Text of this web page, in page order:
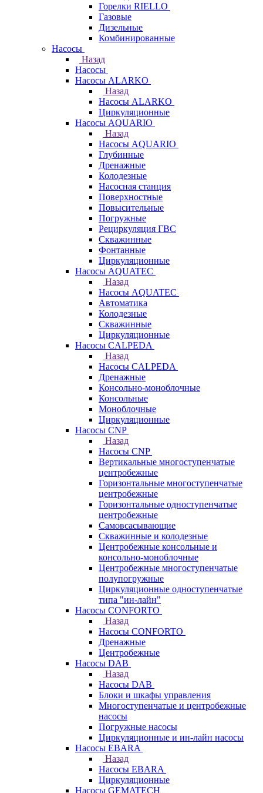
Горелки RIELLO
Газовые
Дизельные
Комбинированные
Насосы
Назад
Насосы
Насосы ALARKO
Назад
Насосы ALARKO
Циркуляционные
Насосы AQUARIO
Назад
Насосы AQUARIO
Глубинные
Дренажные
Колодезные
Насосная станция
Поверхностные
Повысительные
Погружные
Рециркуляция ГВС
Скважинные
Фонтанные
Циркуляционные
Насосы AQUATEC
Назад
Насосы AQUATEC
Автоматика
Колодезные
Скважинные
Циркуляционные
Насосы CALPEDA
Назад
Насосы CALPEDA
Дренажные
Консольно-моноблочные
Консольные
Моноблочные
Циркуляционные
Насосы CNP
Назад
Насосы CNP
Вертикальные многоступенчатые
центробежные
Горизонтальные многоступенчатые
центробежные
Горизонтальные одноступенчатые
центробежные
Самовсасывающие
Скважинные и колодезные
Центробежные консольные и
консольно-моноблочные
Центробежные многоступенчатые
полупогружные
Циркуляционные одноступенчатые
типа "ин-лайн"
Насосы CONFORTO
Назад
Насосы CONFORTO
Дренажные
Центробежные
Насосы DAB
Назад
Насосы DAB
Блоки и шкафы управления
Многоступенчатые и центробежные
насосы
Погружные насосы
Циркуляционные и ин-лайн насосы
Насосы EBARA
Назад
Насосы EBARA
Циркуляционные
Насосы GEMATECH